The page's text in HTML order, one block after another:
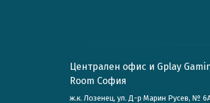
Централен офис и Gplay
Room София
ж.к. Лозенец, ул. Д-р Марин Русев, №